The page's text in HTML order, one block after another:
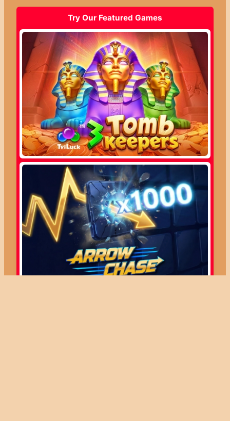
Try Our Featured Games